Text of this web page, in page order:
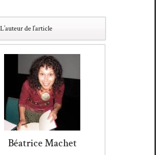
L’au­teur de l’article
Béatrice Machet